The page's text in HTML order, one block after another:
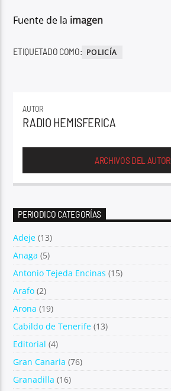
Fuente de la imagen
ETIQUETADO COMO: POLICÍA
AUTOR
RADIO HEMISFERICA
ARCHIVOS DEL AUTOR
PERIODICO CATEGORÍAS
Adeje (13)
Anaga (5)
Antonio Tejeda Encinas (15)
Arafo (2)
Arona (19)
Cabildo de Tenerife (13)
Editorial (4)
Gran Canaria (76)
Granadilla (16)